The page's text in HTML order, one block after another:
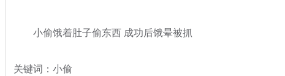
小偷饿着肚子偷东西 成功后饿晕被抓
关键词：小偷